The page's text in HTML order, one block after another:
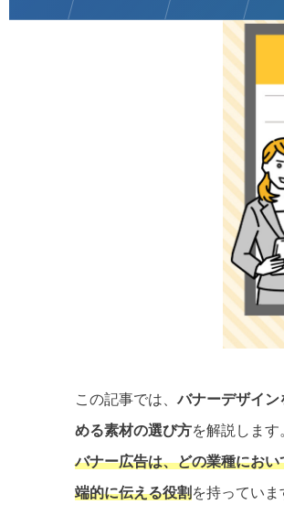
この記事では、バナーデザイ
める素材の選び方を解説します
バナー広告は、どの業種にお
端的に伝える役割を持っていま